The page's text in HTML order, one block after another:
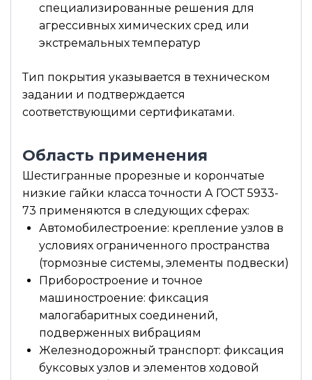
специализированные решения для
агрессивных химических сред или
экстремальных температур
Тип покрытия указывается в техническом
задании и подтверждается
соответствующими сертификатами.
Область применения
Шестигранные прорезные и корончатые
низкие гайки класса точности А ГОСТ 5933-
73 применяются в следующих сферах:
Автомобилестроение: крепление узлов в
условиях ограниченного пространства
(тормозные системы, элементы подвески)
Приборостроение и точное
машиностроение: фиксация
малогабаритных соединений,
подверженных вибрациям
Железнодорожный транспорт: фиксация
буксовых узлов и элементов ходовой